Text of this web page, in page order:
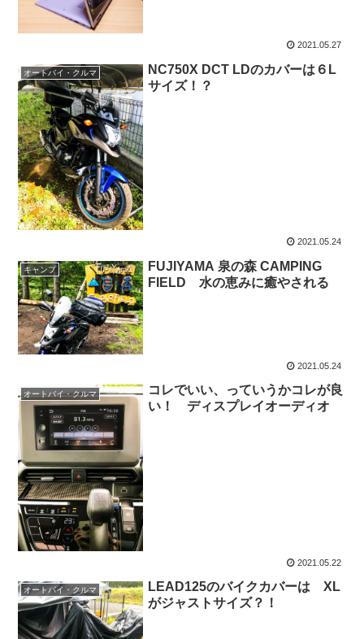
2021.05.27
オートバイ・クルマ
NC750X DCT LDのカバーは６L
サイズ！？
2021.05.24
キャンプ
FUJIYAMA 泉の森 CAMPING
FIELD 水の恵みに癒やされる
2021.05.24
オートバイ・クルマ
コレでいい、っていうかコレが良
い！ ディスプレイオーディオ
2021.05.22
オートバイ・クルマ
LEAD125のバイクカバーは XL
がジャストサイズ？！